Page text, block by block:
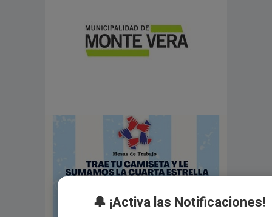
🔔 ¡Activa las Notificaciones!